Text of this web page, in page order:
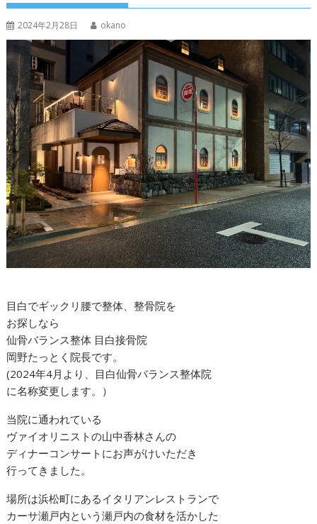
2024年2月28日 okano
目白でギックリ腰で整体、整骨院を
お探しなら
仙骨バランス整体 目白接骨院
岡野たっとく院長です。
(2024年4月より、目白仙骨バランス整体院
に名称変更します。）
当院に通われている
ヴァイオリニストの山中香林さんの
ディナーコンサートにお声がけいただき
行ってきました。
場所は浜松町にあるイタリアンレストランで
カーサ瀬戸内という瀬戸内の食材を活かした